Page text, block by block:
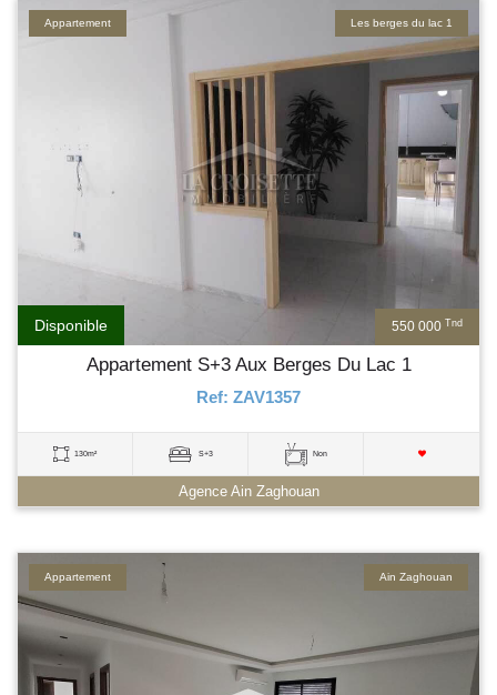
550 000 Tnd
Disponible
Les berges du lac 1
Appartement
Appartement S+3 Aux Berges Du Lac 1
Ref: ZAV1357
130m² S+3 Non
Agence Ain Zaghouan
Ain Zaghouan
Appartement